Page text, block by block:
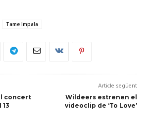
Tame Impala
concert
Article següent
Wildeers estrenen el
videoclip de ‘To Love’